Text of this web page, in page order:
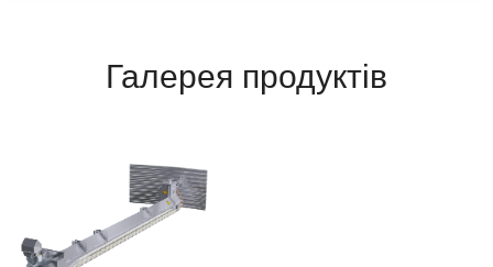
Галерея продуктів